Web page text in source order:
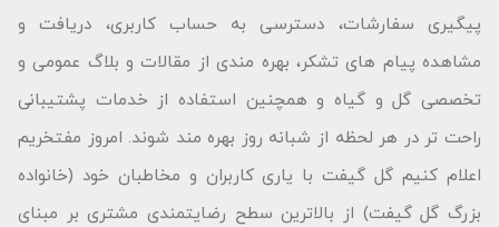
پیگیری سفارشات، دسترسی به حساب کاربری، دریافت و
مشاهده پیام های تشکر، بهره مندی از مقالات و بلاگ عمومی و
تخصصی گل و گیاه و همچنین استفاده از خدمات پشتیبانی
راحت تر در هر لحظه از شبانه روز بهره مند شوند. امروز مفتخریم
اعلام کنیم گل گیفت با یاری کاربران و مخاطبان خود (خانواده
بزرگ گل گیفت) از بالاترین سطح رضایتمندی مشتری بر مبنای